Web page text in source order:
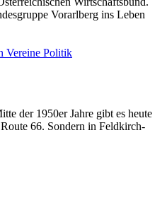
Vorarlberg ins Leben
Vereine Politik
der 1950er Jahre gibt es heute
66. Sondern in Feldkirch-